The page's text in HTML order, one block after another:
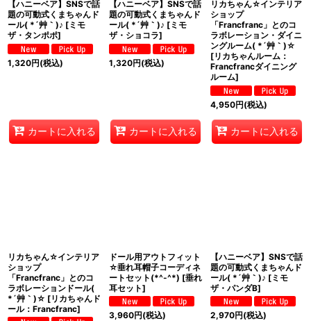
【ハニーベア】SNSで話
題の可動式くまちゃんド
ール( *´艸｀)♪ [ ミモ
ザ・タンポポ]
1,320円(税込)
カートに入れる
【ハニーベア】SNSで話
題の可動式くまちゃんド
ール( *´艸｀)♪ [ミモ
ザ・ショコラ]
1,320円(税込)
カートに入れる
リカちゃん☆インテリア
ショップ
「Francfranc」とのコ
ラボレーション・ダイニ
ングルーム( *´艸｀)☆
[リカちゃんルーム：
Francfrancダイニング
ルーム]
4,950円(税込)
カートに入れる
リカちゃん☆インテリア
ショップ
「Francfranc」とのコ
ラボレーションドール(
*´艸｀)☆ [リカちゃんド
ール：Francfranc]
ドール用アウトフィット
☆垂れ耳帽子コーディネ
ートセット(*^-^*) [垂れ
耳セット]
3,960円(税込)
【ハニーベア】SNSで話
題の可動式くまちゃんド
ール( *´艸｀)♪ [ミモ
ザ・パンダB]
2,970円(税込)